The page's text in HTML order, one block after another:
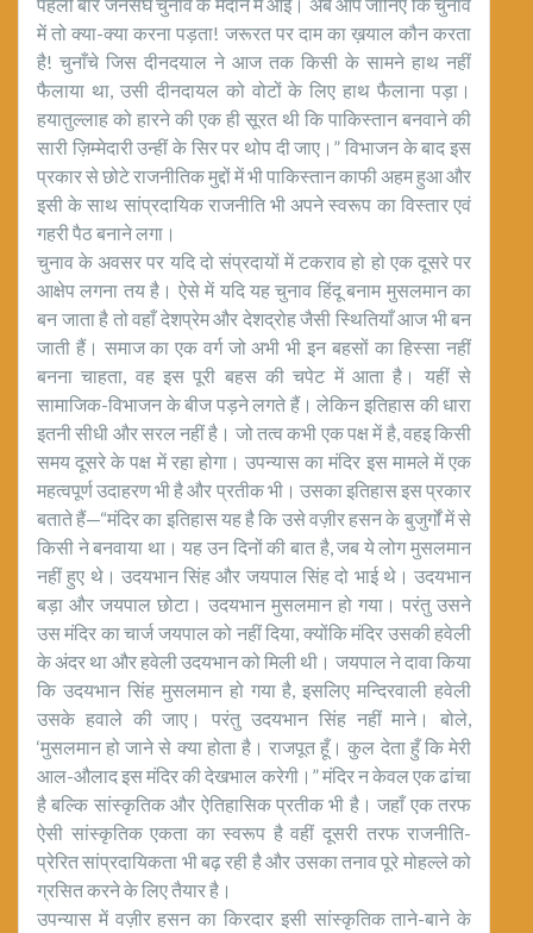
में तो क्या-क्या करना पड़ता! जरूरत पर दाम का ख़याल कौन करता
है! चुनाँचे जिस दीनदयाल ने आज तक किसी के सामने हाथ नहीं
फैलाया था, उसी दीनदायल को वोटों के लिए हाथ फैलाना पड़ा।
हयातुल्लाह को हारने की एक ही सूरत थी कि पाकिस्तान बनवाने की
सारी ज़िम्मेदारी उन्हीं के सिर पर थोप दी जाए।” विभाजन के बाद इस
प्रकार से छोटे राजनीतिक मुद्दों में भी पाकिस्तान काफी अहम हुआ और
इसी के साथ सांप्रदायिक राजनीति भी अपने स्वरूप का विस्तार एवं
गहरी पैठ बनाने लगा।
चुनाव के अवसर पर यदि दो संप्रदायों में टकराव हो हो एक दूसरे पर
आक्षेप लगना तय है। ऐसे में यदि यह चुनाव हिंदू बनाम मुसलमान का
बन जाता है तो वहाँ देशप्रेम और देशद्रोह जैसी स्थितियाँ आज भी बन
जाती हैं। समाज का एक वर्ग जो अभी भी इन बहसों का हिस्सा नहीं
बनना चाहता, वह इस पूरी बहस की चपेट में आता है। यहीं से
सामाजिक-विभाजन के बीज पड़ने लगते हैं। लेकिन इतिहास की धारा
इतनी सीधी और सरल नहीं है। जो तत्व कभी एक पक्ष में है, वहइ किसी
समय दूसरे के पक्ष में रहा होगा। उपन्यास का मंदिर इस मामले में एक
महत्वपूर्ण उदाहरण भी है और प्रतीक भी। उसका इतिहास इस प्रकार
बताते हैं—“मंदिर का इतिहास यह है कि उसे वज़ीर हसन के बुजुर्गों में से
किसी ने बनवाया था। यह उन दिनों की बात है, जब ये लोग मुसलमान
नहीं हुए थे। उदयभान सिंह और जयपाल सिंह दो भाई थे। उदयभान
बड़ा और जयपाल छोटा। उदयभान मुसलमान हो गया। परंतु उसने
उस मंदिर का चार्ज जयपाल को नहीं दिया, क्योंकि मंदिर उसकी हवेली
के अंदर था और हवेली उदयभान को मिली थी। जयपाल ने दावा किया
कि उदयभान सिंह मुसलमान हो गया है, इसलिए मन्दिरवाली हवेली
उसके हवाले की जाए। परंतु उदयभान सिंह नहीं माने। बोले,
‘मुसलमान हो जाने से क्या होता है। राजपूत हूँ। कुल देता हुँ कि मेरी
आल-औलाद इस मंदिर की देखभाल करेगी।” मंदिर न केवल एक ढांचा
है बल्कि सांस्कृतिक और ऐतिहासिक प्रतीक भी है। जहाँ एक तरफ
ऐसी सांस्कृतिक एकता का स्वरूप है वहीं दूसरी तरफ राजनीति-
प्रेरित सांप्रदायिकता भी बढ़ रही है और उसका तनाव पूरे मोहल्ले को
ग्रसित करने के लिए तैयार है।
उपन्यास में वज़ीर हसन का किरदार इसी सांस्कृतिक ताने-बाने के